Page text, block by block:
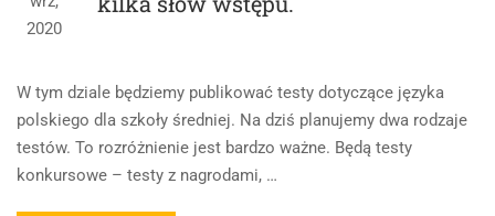
2020
W tym dziale będziemy publikować testy dotyczące języka
polskiego dla szkoły średniej. Na dziś planujemy dwa rodzaje
testów. To rozróżnienie jest bardzo ważne. Będą testy
konkursowe – testy z nagrodami, …